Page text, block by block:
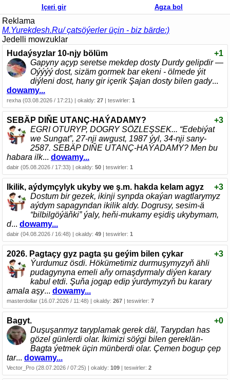
Içeri gir Agza bol
Reklama
M.Yurekdesh.Ru/ çatsöýerler üçin - biz bärde:)
Jedelli mowzuklar
Hudaýsyzlar 10-njy bölüm
+1
Gapyny açyp seretse mekdep dosty Durdy gelipdir —
Oýýýý dost, sizäm gormek bar ekeni - ölmede ýit
diýleni dost, hany gir içerik Şajan dosty bilen gady...
dowamy...
rexha (03.08.2026 / 17:21) | okaldy: 27 | teswirler: 1
SEBÄP DIŇE UTАNÇ-HАÝADАMY?
+3
EGRI ОTURYP, DОGRY SÖZLEŞSEK... “Edebiýat
we Sungаt”, 27-nji аwgust, 1987 ýyl, 34-nji sаny-
2587. SEBÄP DIŇE UTАNÇ-HАÝADАMY? Men bu
hаbаrа ilk... dowamy...
dabir (05.08.2026 / 17:33) | okaldy: 50 | teswirler: 1
Ikilik, aýdymçylyk ukyby we ş.m. hakda kelam agyz
+3
Dostum bir gezek, ikinji synpda okaýan wagtlarymyz
aýdym sapagyndan ikilik aldy. Dogrusy, sesim-ä
“bilbilgöýäňki” ýaly, heňi-mukamy eşidiş ukybymam,
d... dowamy...
dabir (04.08.2026 / 16:48) | okaldy: 49 | teswirler: 1
2026. Pagtaçy gyz pagta şu geýim bilen çykar
+3
Ýurdumuz ösdi. Hökümetimiz durmuşymyzyň ähli
pudagynyna emeli aňy ornaşdyrmaly diýen karary
kabul etdi. Şuňa jogap edip ýurdymyzyň bu karary
amala aşy... dowamy...
masterdollar (16.07.2026 / 11:48) | okaldy: 267 | teswirler: 7
Bagyt.
+0
Duşuşanmyz taryplamak gerek däl, Tarypdan has
gözel günlerdi olar. İkimizi söýgi bilen gereklän-
Bagta ýetmek üçin münberdi olar. Çemen bogup çep
tar... dowamy...
Vector_Pro (28.07.2026 / 07:25) | okaldy: 109 | teswirler: 2